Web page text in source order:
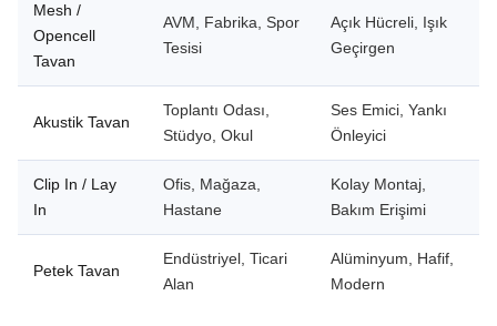
Mesh /
Opencell
Tavan
AVM, Fabrika, Spor
Tesisi
Açık Hücreli, Işık
Geçirgen
Akustik Tavan
Toplantı Odası,
Stüdyo, Okul
Ses Emici, Yankı
Önleyici
Clip In / Lay
In
Ofis, Mağaza,
Hastane
Kolay Montaj,
Bakım Erişimi
Petek Tavan
Endüstriyel, Ticari
Alan
Alüminyum, Hafif,
Modern